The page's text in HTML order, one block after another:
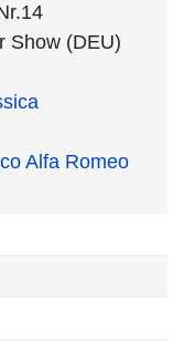
Show (DEU)
Alfa Romeo